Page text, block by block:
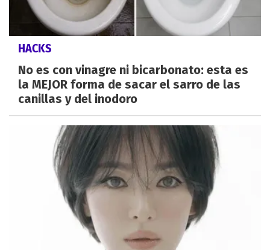
HACKS
No es con vinagre ni bicarbonato: esta es
la MEJOR forma de sacar el sarro de las
canillas y del inodoro